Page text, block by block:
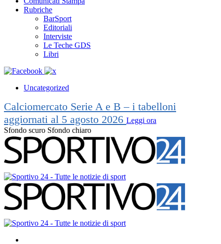
Rubriche
BarSport
Editoriali
Interviste
Le Teche GDS
Libri
Uncategorized
Calciomercato Serie A e B – i tabelloni
aggiornati al 5 agosto 2026 Leggi ora
Sfondo scuro Sfondo chiaro